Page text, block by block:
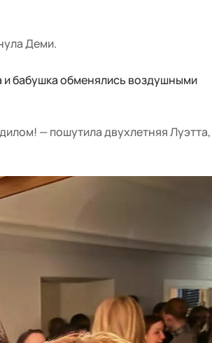
Деми.
и бабушка обменялись воздушными
— пошутила двухлетняя Луэтта,